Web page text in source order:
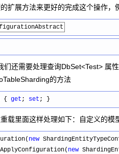
扩展方法来更好的完成这个操作
还需要处理查询DbSet<Test> 属
的方法
{ get ; set ; }
载里面这样处理如下：自定义的模
new
new